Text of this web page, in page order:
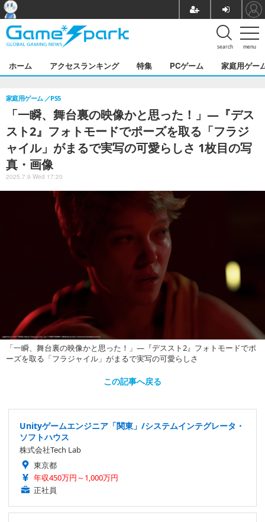
menu
search
ホーム アクセスランキング 特集 PCゲーム 家庭用ゲー
「一瞬、舞台裏の映像かと思った！」―『デス
スト2』フォトモードでポーズを取る「フラジ
ャイル」がまるで実写の可愛らしさ 1枚目の写
真・画像
家庭用ゲーム PS5
2025.7.9 Wed 17:20
「一瞬、舞台裏の映像かと思った！」―『デススト2』フォトモードでポ
ーズを取る「フラジャイル」がまるで実写の可愛らしさ
この記事へ戻る
Unityゲームエンジニア「関東」/システムインテグレータ・
ソフトハウス
株式会社Tech Lab
東京都
年収450万円～1,000万円
正社員